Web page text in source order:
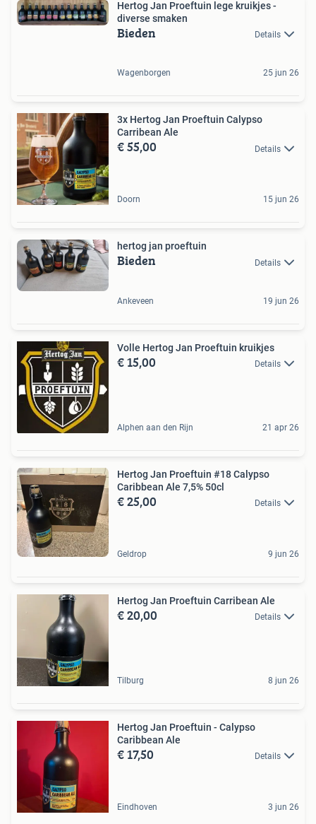
Hertog Jan Proeftuin lege kruikjes -
diverse smaken
Bieden Details
Wagenborgen 25 jun 26
3x Hertog Jan Proeftuin Calypso
Carribean Ale
€ 55,00 Details
Doorn 15 jun 26
hertog jan proeftuin
Bieden Details
Ankeveen 19 jun 26
Volle Hertog Jan Proeftuin kruikjes
€ 15,00 Details
Alphen aan den Rijn 21 apr 26
Hertog Jan Proeftuin #18 Calypso
Caribbean Ale 7,5% 50cl
€ 25,00 Details
Geldrop 9 jun 26
Hertog Jan Proeftuin Carribean Ale
€ 20,00 Details
Tilburg 8 jun 26
Hertog Jan Proeftuin - Calypso
Caribbean Ale
€ 17,50 Details
Eindhoven 3 jun 26